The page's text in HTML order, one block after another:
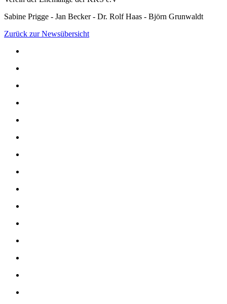
Sabine Prigge - Jan Becker - Dr. Rolf Haas - Björn Grunwaldt
Zurück zur Newsübersicht